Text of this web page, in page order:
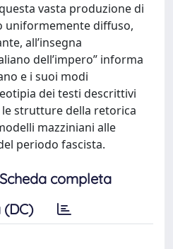
vasta produzione di
uniformemente diffuso,
all’insegna
dell’impero” informa
e i suoi modi
dei testi descrittivi
strutture della retorica
mazziniani alle
periodo fascista.
Scheda completa